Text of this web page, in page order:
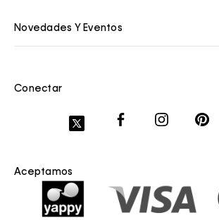
Novedades Y Eventos
Conectar
Aceptamos